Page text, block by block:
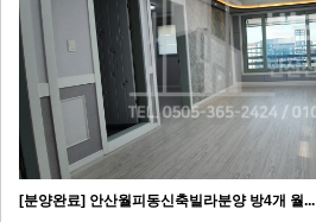
[분양완료] 안산월피동신축빌라분양 방4개 월...